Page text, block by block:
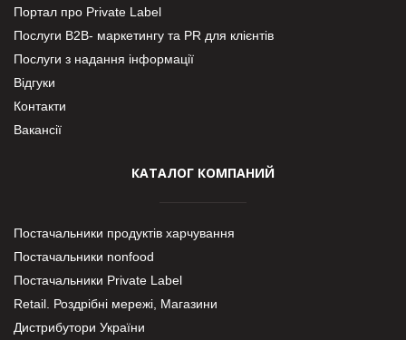
Портал про Private Label
Послуги В2В- маркетингу та PR для клієнтів
Послуги з надання інформації
Відгуки
Контакти
Вакансії
КАТАЛОГ КОМПАНИЙ
Постачальники продуктів харчування
Постачальники nonfood
Постачальники Private Label
Retail. Роздрібні мережі, Магазини
Дистрибутори України